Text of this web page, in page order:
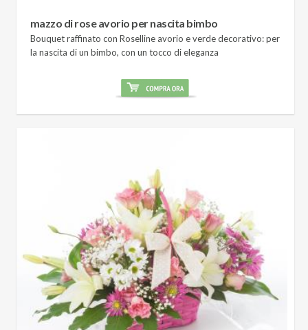
mazzo di rose avorio per nascita bimbo
Bouquet raffinato con Roselline avorio e verde decorativo: per
la nascita di un bimbo, con un tocco di eleganza